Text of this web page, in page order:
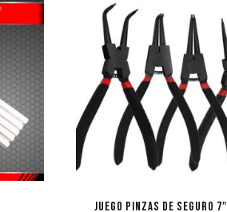
JUEGO PINZAS DE SEGURO 7″